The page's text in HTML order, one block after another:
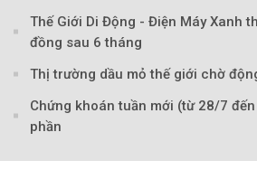
Thế Giới Di Động - Điện Máy Xanh
đồng sau 6 tháng
Thị trường dầu mỏ thế giới chờ
Chứng khoán tuần mới (từ 28/7
phần